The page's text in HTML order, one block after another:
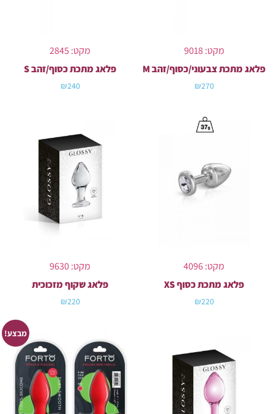
מקט: 9018
פלאג מתכת צבעוני/כסוף/זהב M
₪270
מקט: 2845
פלאג מתכת כסוף/זהב S
₪240
מקט: 4096
פלאג מתכת כסוף XS
₪220
מקט: 9630
פלאג שקוף מזכוכית
₪220
מבצע!